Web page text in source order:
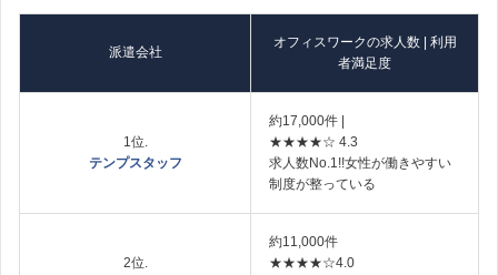
派遣会社
オフィスワークの求人数 | 利用
者満足度
1位.
テンプスタッフ
約17,000件 |
★★★★☆ 4.3
求人数No.1!!女性が働きやすい
制度が整っている
2位.
約11,000件
★★★★☆4.0